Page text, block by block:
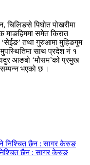
चिलिङसे पिघोत पोखरीमा
समेत किरात
तथा गुरुआमा मुहिङगुम
साथ प्रदेश नं १
आङबो ‘मौसम’को प्रमुख
भएको छ ।
छैन : सागर केरुङ